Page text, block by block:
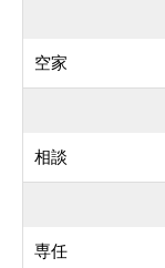
空家
相談
専任